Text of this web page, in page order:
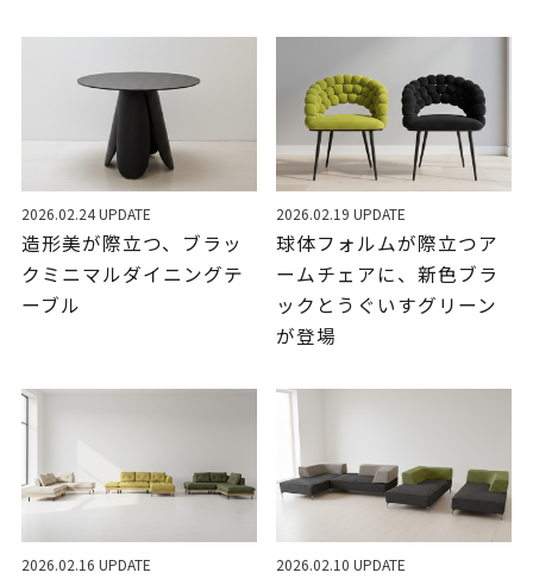
2026.02.24 UPDATE
造形美が際立つ、ブラッ
クミニマルダイニングテ
ーブル
2026.02.19 UPDATE
球体フォルムが際立つア
ームチェアに、新色ブラ
ックとうぐいすグリーン
が登場
2026.02.16 UPDATE 2026.02.10 UPDATE